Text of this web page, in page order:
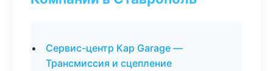
Сервис-центр Кар Garage —
Трансмиссия и сцепление